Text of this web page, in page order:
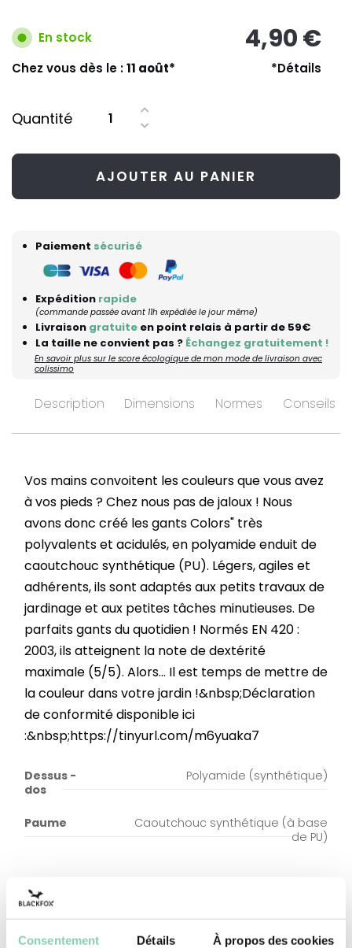
Consentement Détails À propos des cookies
En stock 4,90 €
Chez vous dès le :11 août* *Détails
Quantité
AJOUTER AU PANIER
Paiement sécurisé
Expédition rapide
(commande passée avant 11h expédiée le jour même)
Livraison gratuite en point relais à partir de 59€
La taille ne convient pas ? Échangez gratuitement !
En savoir plus sur le score écologique de mon mode de livraison avec
colissimo
Description Dimensions Normes Conseils
Vos mains convoitent les couleurs que vous avez
à vos pieds ? Chez nous pas de jaloux ! Nous
avons donc créé les gants Colors" très
polyvalents et acidulés, en polyamide enduit de
caoutchouc synthétique (PU). Légers, agiles et
adhérents, ils sont adaptés aux petits travaux de
jardinage et aux petites tâches minutieuses. De
parfaits gants du quotidien ! Normés EN 420 :
2003, ils atteignent la note de dextérité
maximale (5/5). Alors... Il est temps de mettre de
la couleur dans votre jardin !&nbsp;Déclaration
de conformité disponible ici
:&nbsp;https://tinyurl.com/m6yuaka7
Dessus -
dos
Polyamide (synthétique)
Paume
Caoutchouc synthétique (à base
de PU)